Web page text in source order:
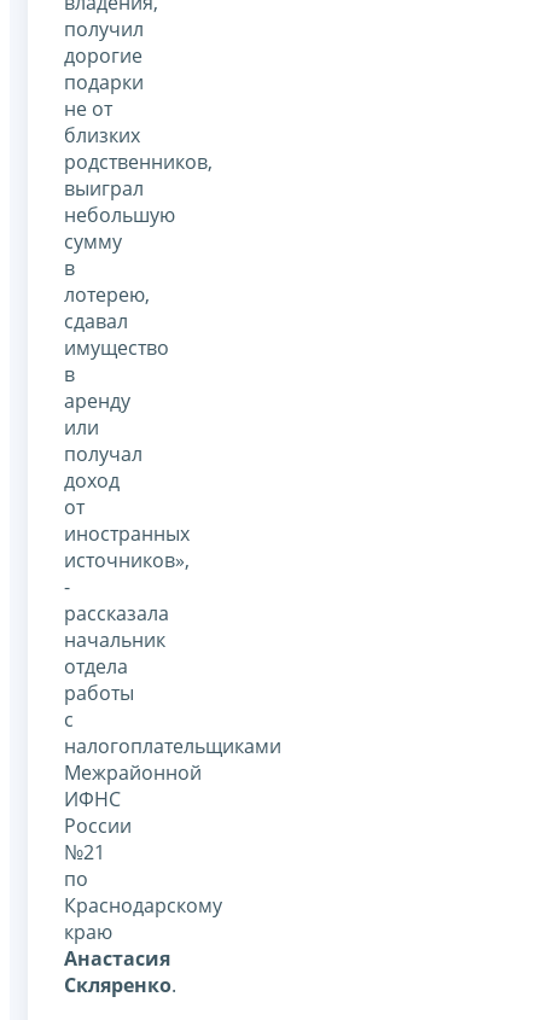
получил
дорогие
подарки
не от
близких
родственников,
выиграл
небольшую
сумму
в
лотерею,
сдавал
имущество
в
аренду
или
получал
доход
от
иностранных
источников»,
-
рассказала
начальник
отдела
работы
с
налогоплательщиками
Межрайонной
ИФНС
России
№21
по
Краснодарскому
краю
Анастасия
Скляренко.